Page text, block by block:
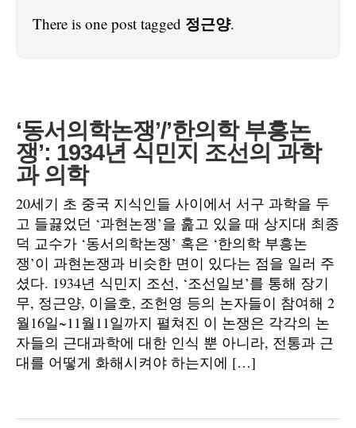
There is one post tagged 정근양.
‘동서의학논쟁’/’한의학 부흥논
쟁’: 1934년 식민지 조선의 과학
과 의학
20세기 초 중국 지식인들 사이에서 서구 과학을 두
고 들끓었던 ‘과현논쟁’을 훑고 있을 때 상지대 최종
덕 교수가 ‘동서의학논쟁’ 혹은 ‘한의학 부흥논
쟁’이 과현논쟁과 비슷한 면이 있다는 점을 일러 주
셨다. 1934년 식민지 조선, ‘조선일보’를 통해 장기
무, 정근양, 이을호, 조헌영 등의 논자들이 참여해 2
월16일~11월11일까지 펼쳐진 이 논쟁은 각각의 논
자들의 근대과학에 대한 인식 뿐 아니라, 전통과 근
대를 어떻게 화해시켜야 하는지에 […]